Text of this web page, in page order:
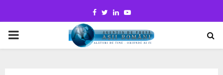
Facebook
TwitterLinkedinYoutube
PRIMARY